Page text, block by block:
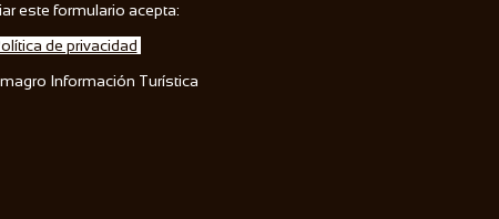
este formulario acepta:
de privacidad
Información Turística